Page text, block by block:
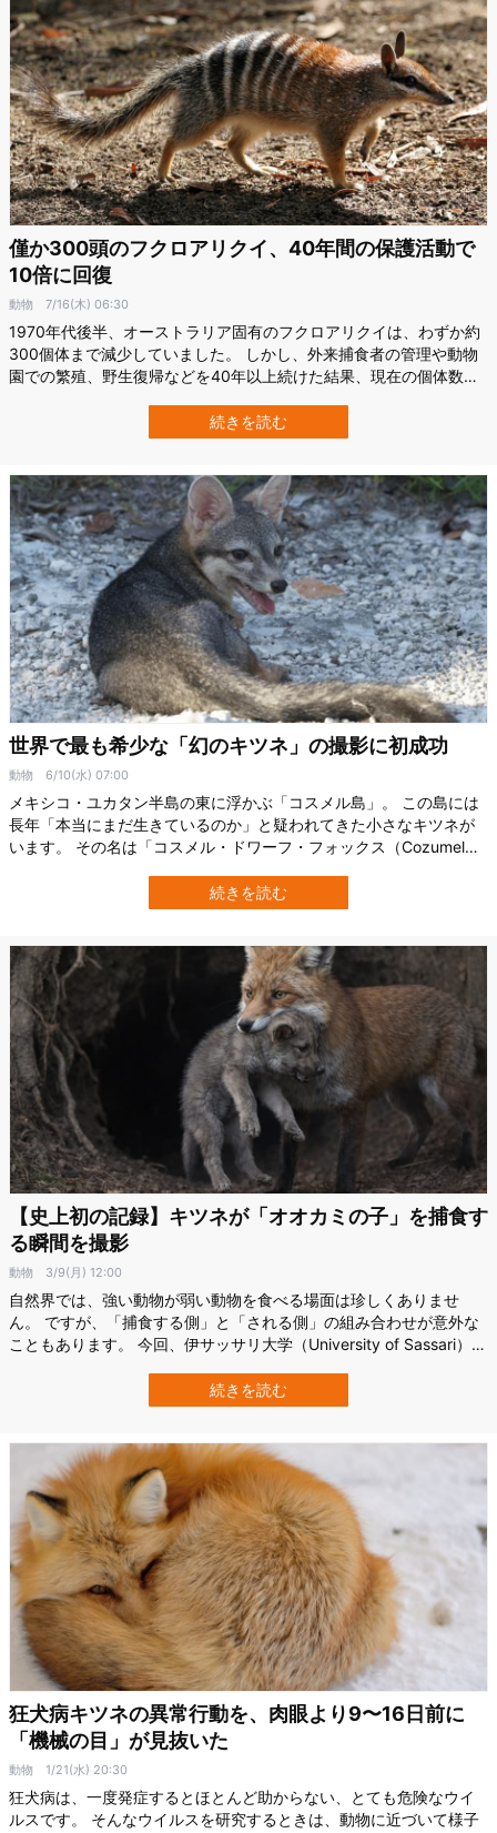
僅か300頭のフクロアリクイ、40年間の保護活動で
10倍に回復
動物 7/16(木) 06:30
1970年代後半、オーストラリア固有のフクロアリクイは、わずか約
300個体まで減少していました。 しかし、外来捕食者の管理や動物
園での繁殖、野生復帰などを40年以上続けた結果、現在の個体数は
クロアリクイの絶滅リスクを示す国際的な評価も、「絶滅危惧」か
ら「準絶滅危惧」へ引き下げられました。 白い縞模様が可愛い「オ
続きを読む
世界で最も希少な「幻のキツネ」の撮影に初成功
動物 6/10(水) 07:00
メキシコ・ユカタン半島の東に浮かぶ「コスメル島」。 この島には
長年「本当にまだ生きているのか」と疑われてきた小さなキツネが
います。 その名は「コスメル・ドワーフ・フォックス（Cozumel
る小さな骨が見つかっていました。 しかし、生きた姿を示す確かな
写真はなく、最後の間接的な目撃情報も2001年にまでさかのぼりま
続きを読む
【史上初の記録】キツネが「オオカミの子」を捕食す
る瞬間を撮影
動物 3/9(月) 12:00
自然界では、強い動物が弱い動物を食べる場面は珍しくありませ
ん。 ですが、「捕食する側」と「される側」の組み合わせが意外な
こともあります。 今回、伊サッサリ大学（University of Sassari）の
で記録しました。 しかも、この行動が映像として確認されたのは史
上初です。 普段はむしろオオカミの“おこぼれ”にあずかることもあ
続きを読む
狂犬病キツネの異常行動を、肉眼より9〜16日前に
「機械の目」が見抜いた
動物 1/21(水) 20:30
狂犬病は、一度発症するとほとんど助からない、とても危険なウイ
ルスです。 そんなウイルスを研究するときは、動物に近づいて様子